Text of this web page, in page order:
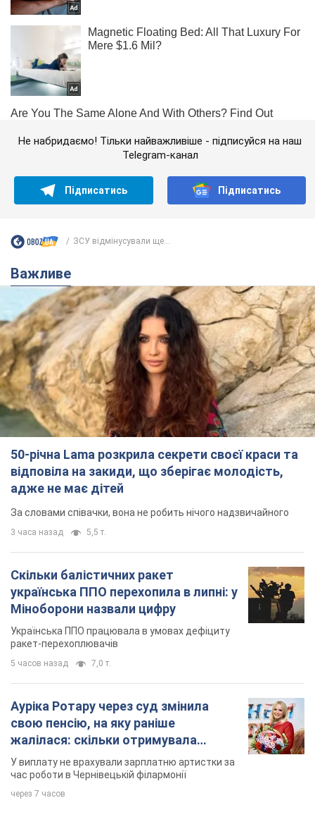
Не набридаємо! Тільки найважливіше - підписуйся на наш
Telegram-канал
Підписатись Підписатись
ЗСУ відмінусували ще...
Важливе
50-річна Lama розкрила секрети своєї краси та
відповіла на закиди, що зберігає молодість,
адже не має дітей
За словами співачки, вона не робить нічого надзвичайного
3 часа назад 5,5 т.
Скільки балістичних ракет
українська ППО перехопила в липні: у
Міноборони назвали цифру
Українська ППО працювала в умовах дефіциту
ракет-перехоплювачів
5 часов назад 7,0 т.
Ауріка Ротару через суд змінила
свою пенсію, на яку раніше
жалілася: скільки отримувала
співачка
У виплату не врахували зарплатню артистки за
час роботи в Чернівецькій філармонії
через 7 часов